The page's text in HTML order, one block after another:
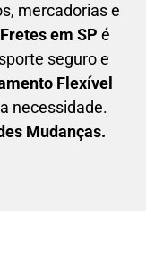
mercadorias e
Fretes em SP é
seguro e
Flexível
necessidade.
Mudanças.